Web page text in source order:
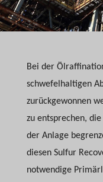
Bei der
schwefelhaltigen
zurückgewonnen
zu entsprechen,
der Anlage
diesen Sulfur
notwendige